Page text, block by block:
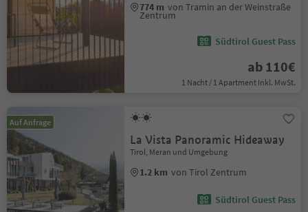
774 m von Tramin an der Weinstraße
Zentrum
Südtirol Guest Pass
ab 110€
1 Nacht / 1 Apartment Inkl. MwSt.
Auf Anfrage
La Vista Panoramic Hideaway
Tirol, Meran und Umgebung
1.2 km von Tirol Zentrum
Südtirol Guest Pass